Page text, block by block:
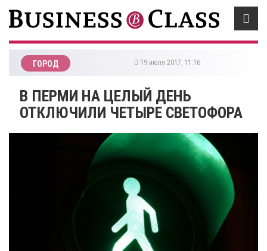
ГОРОД 19 июля 2017, 11:16
​В ПЕРМИ НА ЦЕЛЫЙ ДЕНЬ
ОТКЛЮЧИЛИ ЧЕТЫРЕ СВЕТОФОРА